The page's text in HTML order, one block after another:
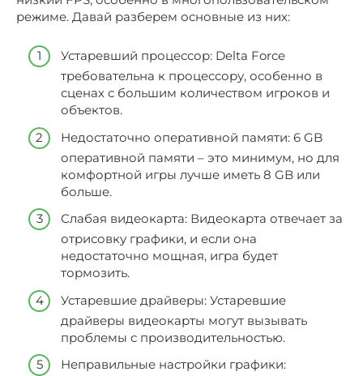
режиме. Давай разберем основные из них:
Устаревший процессор: Delta Force
требовательна к процессору, особенно в
сценах с большим количеством игроков и
объектов.
Недостаточно оперативной памяти: 6 GB
оперативной памяти – это минимум, но для
комфортной игры лучше иметь 8 GB или
больше.
Слабая видеокарта: Видеокарта отвечает за
отрисовку графики, и если она
недостаточно мощная, игра будет
тормозить.
Устаревшие драйверы: Устаревшие
драйверы видеокарты могут вызывать
проблемы с производительностью.
Неправильные настройки графики: